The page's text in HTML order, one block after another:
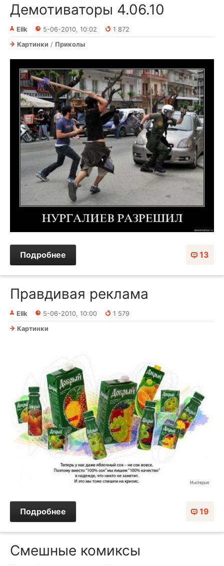
Демотиваторы 4.06.10
Elik 5-06-2010, 10:02
1 872
Картинки / Приколы
13
Подробнее
Правдивая реклама
Elik 5-06-2010, 10:00
1 579
Картинки
19
Подробнее
Смешные комиксы